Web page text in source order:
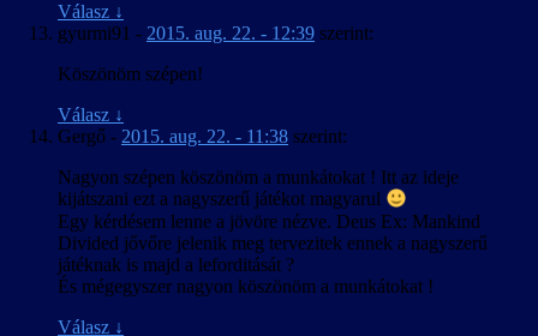
Válasz ↓
gyurmi91 - 2015. aug. 22. - 12:39 szerint:
Köszönöm szépen!
Válasz ↓
Gergő - 2015. aug. 22. - 11:38 szerint:
Nagyon szépen köszönöm a munkátokat ! Itt az ideje
kijátszani ezt a nagyszerű játékot magyarul
Egy kérdésem lenne a jövöre nézve. Deus Ex: Mankind
Divided jővőre jelenik meg tervezitek ennek a nagyszerű
játéknak is majd a leforditását ?
És mégegyszer nagyon köszönöm a munkátokat !
Válasz ↓